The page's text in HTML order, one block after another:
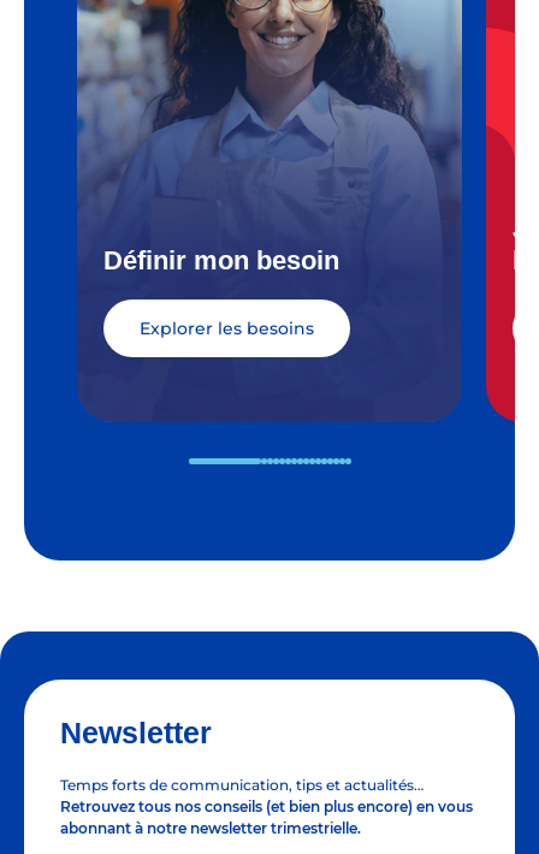
Définir mon besoin
Explorer les besoins
Newsletter
Temps forts de communication, tips et actualités…
Retrouvez tous nos conseils (et bien plus encore) en vous
abonnant à notre newsletter trimestrielle.